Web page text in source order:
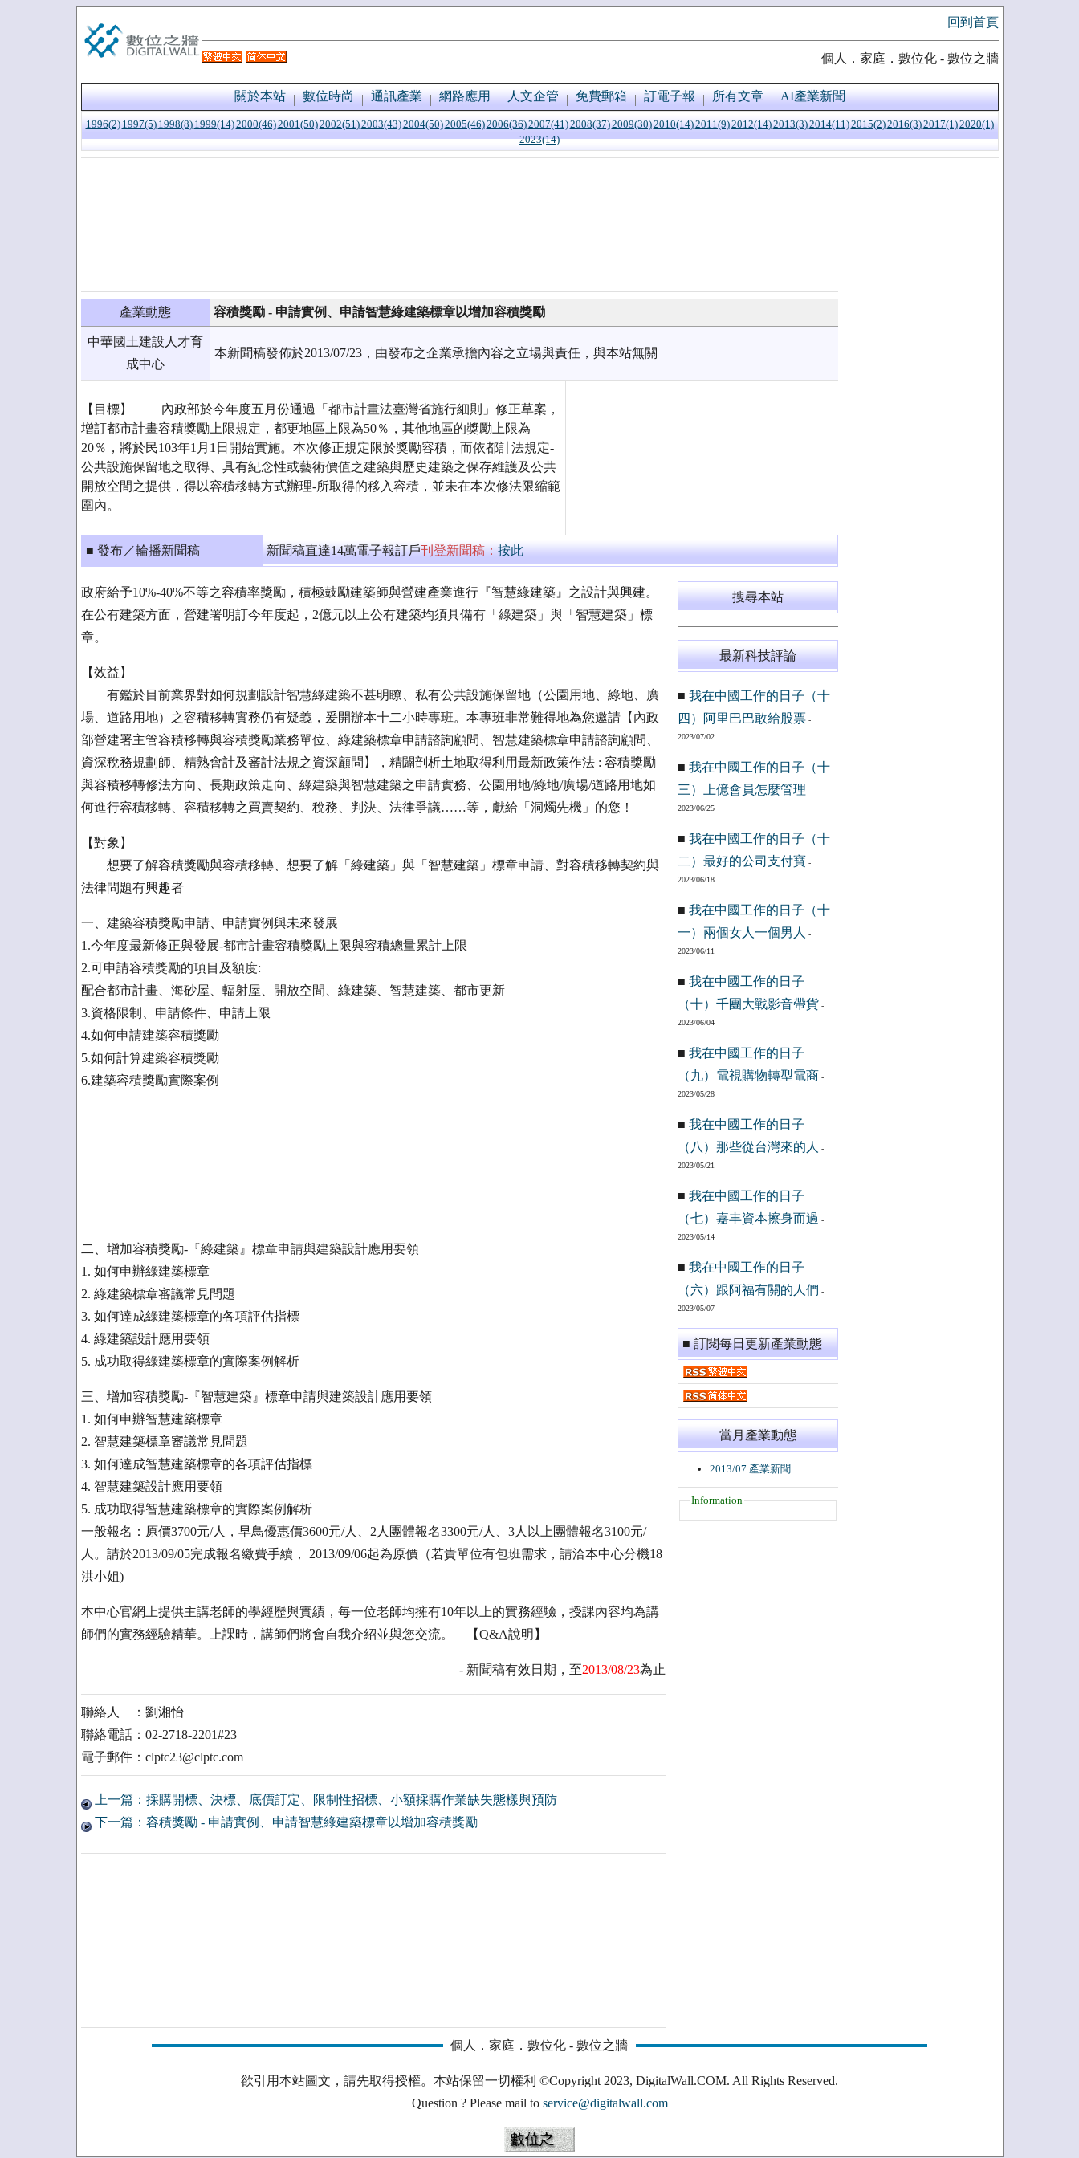
回到首頁
個人．家庭．數位化 - 數位之牆
關於本站 數位時尚 通訊產業 網路應用 人文企管 免費郵箱 訂電子報 所有文章 AI產業新聞
1996(2) 1997(5) 1998(8) 1999(14)2000(46)2001(50)2002(51)2003(43)2004(50)2005(46)2006(36)2007(41)2008(37)2009(30)2010(14)2011(9)2012(14)2013(3)2014(11)2015(2)2016(3)2017(1)2020(1)
2023(14)
產業動態 容積獎勵 - 申請實例、申請智慧綠建築標章以增加容積獎勵
中華國土建設人才育
成中心
本新聞稿發佈於2013/07/23，由發布之企業承擔內容之立場與責任，與本站無關
【目標】 內政部於今年度五月份通過「都市計畫法臺灣省施行細則」修正草案，
增訂都市計畫容積獎勵上限規定，都更地區上限為50％，其他地區的獎勵上限為
20％，將於民103年1月1日開始實施。本次修正規定限於獎勵容積，而依都計法規定-
公共設施保留地之取得、具有紀念性或藝術價值之建築與歷史建築之保存維護及公共
開放空間之提供，得以容積移轉方式辦理-所取得的移入容積，並未在本次修法限縮範
圍內。
■ 發布／輪播新聞稿 新聞稿直達14萬電子報訂戶刊登新聞稿：按此
政府給予10%-40%不等之容積率獎勵，積極鼓勵建築師與營建產業進行『智慧綠建築』之設計與興建。
在公有建築方面，營建署明訂今年度起，2億元以上公有建築均須具備有「綠建築」與「智慧建築」標
章。
【效益】
有鑑於目前業界對如何規劃設計智慧綠建築不甚明瞭、私有公共設施保留地（公園用地、綠地、廣
場、道路用地）之容積移轉實務仍有疑義，爰開辦本十二小時專班。本專班非常難得地為您邀請【內政
部營建署主管容積移轉與容積獎勵業務單位、綠建築標章申請諮詢顧問、智慧建築標章申請諮詢顧問、
資深稅務規劃師、精熟會計及審計法規之資深顧問】，精闢剖析土地取得利用最新政策作法 : 容積獎勵
與容積移轉修法方向、長期政策走向、綠建築與智慧建築之申請實務、公園用地/綠地/廣場/道路用地如
何進行容積移轉、容積移轉之買賣契約、稅務、判決、法律爭議……等，獻給「洞燭先機」的您！
【對象】
想要了解容積獎勵與容積移轉、想要了解「綠建築」與「智慧建築」標章申請、對容積移轉契約與
法律問題有興趣者
一、建築容積獎勵申請、申請實例與未來發展
1.今年度最新修正與發展-都市計畫容積獎勵上限與容積總量累計上限
2.可申請容積獎勵的項目及額度:
配合都市計畫、海砂屋、輻射屋、開放空間、綠建築、智慧建築、都市更新
3.資格限制、申請條件、申請上限
4.如何申請建築容積獎勵
5.如何計算建築容積獎勵
6.建築容積獎勵實際案例
二、增加容積獎勵-『綠建築』標章申請與建築設計應用要領
1. 如何申辦綠建築標章
2. 綠建築標章審議常見問題
3. 如何達成綠建築標章的各項評估指標
4. 綠建築設計應用要領
5. 成功取得綠建築標章的實際案例解析
三、增加容積獎勵-『智慧建築』標章申請與建築設計應用要領
1. 如何申辦智慧建築標章
2. 智慧建築標章審議常見問題
3. 如何達成智慧建築標章的各項評估指標
4. 智慧建築設計應用要領
5. 成功取得智慧建築標章的實際案例解析
一般報名：原價3700元/人，早鳥優惠價3600元/人、2人團體報名3300元/人、3人以上團體報名3100元/
人。請於2013/09/05完成報名繳費手續， 2013/09/06起為原價（若貴單位有包班需求，請洽本中心分機18
洪小姐)
本中心官網上提供主講老師的學經歷與實績，每一位老師均擁有10年以上的實務經驗，授課內容均為講
師們的實務經驗精華。上課時，講師們將會自我介紹並與您交流。 【Q&A說明】
- 新聞稿有效日期，至2013/08/23為止
聯絡人 ：劉湘怡
聯絡電話：02-2718-2201#23
電子郵件：clptc23@clptc.com
上一篇：採購開標、決標、底價訂定、限制性招標、小額採購作業缺失態樣與預防
下一篇：容積獎勵 - 申請實例、申請智慧綠建築標章以增加容積獎勵
搜尋本站
最新科技評論
■ 我在中國工作的日子（十
四）阿里巴巴敢給股票-
2023/07/02
■ 我在中國工作的日子（十
三）上億會員怎麼管理 -
2023/06/25
■ 我在中國工作的日子（十
二）最好的公司支付寶 -
2023/06/18
■ 我在中國工作的日子（十
一）兩個女人一個男人
-
2023/06/11
■ 我在中國工作的日子
（十）千團大戰影音帶貨 -
2023/06/04
■ 我在中國工作的日子
（九）電視購物轉型電商 -
2023/05/28
■ 我在中國工作的日子
（八）那些從台灣來的人
-
2023/05/21
■ 我在中國工作的日子
（七）嘉丰資本擦身而過 -
2023/05/14
■ 我在中國工作的日子
（六）跟阿福有關的人們 -
2023/05/07
■ 訂閱每日更新產業動態
當月產業動態
2013/07 產業新聞
Information
個人．家庭．數位化 - 數位之牆
欲引用本站圖文，請先取得授權。本站保留一切權利 ©Copyright 2023, DigitalWall.COM. All Rights Reserved.
Question ? Please mail to service@digitalwall.com